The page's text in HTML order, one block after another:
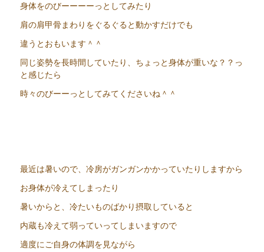
身体をのびーーーーっとしてみたり
肩の肩甲骨まわりをぐるぐると動かすだけでも
違うとおもいます＾＾
同じ姿勢を長時間していたり、ちょっと身体が重いな？？っ
と感じたら
時々のびーーっとしてみてくださいね＾＾
最近は暑いので、冷房がガンガンかかっていたりしますから
お身体が冷えてしまったり
暑いからと、冷たいものばかり摂取していると
内蔵も冷えて弱っていってしまいますので
適度にご自身の体調を見ながら